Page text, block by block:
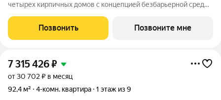
четырех кирпичных домов с концепцией безбарьерной среды,
пожилых людей и родителей с колясками. Функциональное
использование квадратных
Позвонить Позвоните мне
7 315 426₽
от 30 702 ₽ в месяц
92,4 м²
4-комн. квартира 1 этаж из 9